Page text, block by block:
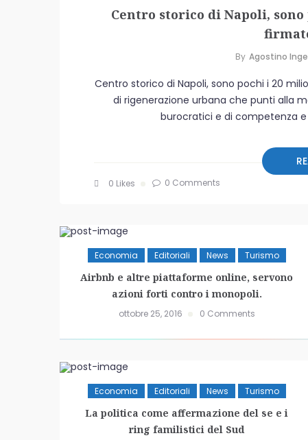
Centro storico di Napoli,
By Agostino
Centro storico di Napoli, sono pochi i 20
di rigenerazione urbana che punti alla
burocratici e di competenza
0 Likes 0 Comments
Economia Editoriali News Turismo
Airbnb e altre piattaforme online, servono
azioni forti contro i monopoli.
ottobre 25, 2016 0 Comments
Economia Editoriali News Turismo
La politica come affermazione del se e i
ring familistici del Sud